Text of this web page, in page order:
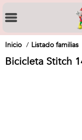
Inicio Listado familias
Bicicleta Stitch